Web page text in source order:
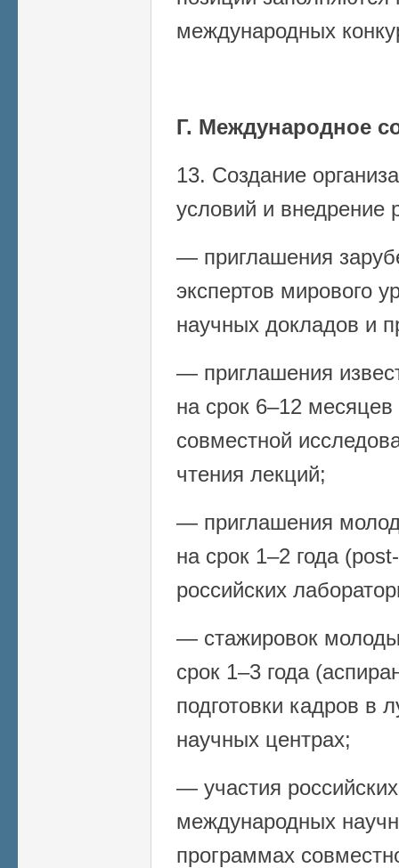
международных
Г. Международное
13. Создание
условий и внедрение
— приглашения
экспертов мирового
научных докладов и
— приглашения
на срок 6–12
совместной
чтения лекций;
— приглашения
на срок 1–2 года
российских
— стажировок
срок 1–3 года
подготовки кадров в
научных центрах;
— участия
международных
программах